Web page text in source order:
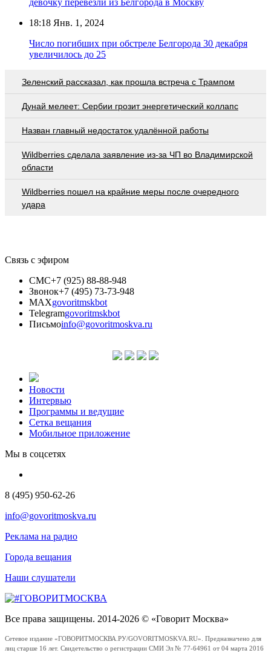
18:18 Янв. 1, 2024
Число погибших при обстреле Белгорода 30 декабря
увеличилось до 25
Зеленский рассказал, как прошла встреча с Трампом
Дунай мелеет: Сербии грозит энергетический коллапс
Назван главный недостаток удалённой работы
Wildberries cделала заявление из-за ЧП во Владимирской
области
Wildberries пошел на крайние меры после очередного
удара
Связь с эфиром
СМС+7 (925) 88-88-948
Звонок+7 (495) 73-73-948
MAXgovoritmskbot
Telegramgovoritmskbot
Письмоinfo@govoritmoskva.ru
Новости
Интервью
Программы и ведущие
Сетка вещания
Мобильное приложение
Мы в соцсетях
8 (495) 950-62-26
info@govoritmoskva.ru
Реклама на радио
Города вещания
Наши слушатели
Все права защищены. 2014-2026 © «Говорит Москва»
Сетевое издание «ГОВОРИТМОСКВА.РУ/GOVORITMOSKVA.RU». Предназначено для
лиц старше 16 лет. Свидетельство о регистрации СМИ Эл № 77-64961 от 04 марта 2016